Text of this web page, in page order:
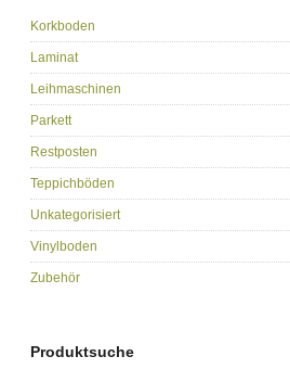
Korkboden
Laminat
Leihmaschinen
Parkett
Restposten
Teppichböden
Unkategorisiert
Vinylboden
Zubehör
Produktsuche